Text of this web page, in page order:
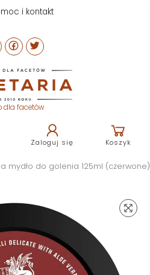
i kontakt
dla facetów
Zaloguj się Koszyk
mydło do golenia 125ml (czerwone)